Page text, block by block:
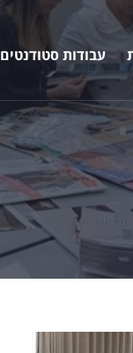
עבודות סטודנטים